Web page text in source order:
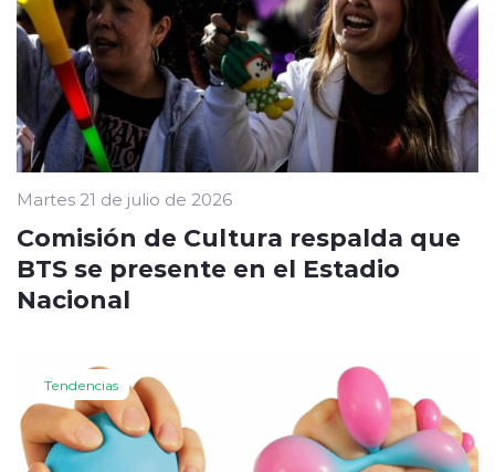
Martes 21 de julio de 2026
Comisión de Cultura respalda que
BTS se presente en el Estadio
Nacional
Tendencias